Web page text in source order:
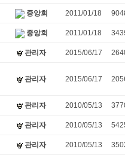
중앙회 2011/01/18
중앙회 2011/01/18
관리자 2015/06/17
관리자 2015/06/17
관리자 2010/05/13
관리자 2010/05/13
관리자 2010/05/13